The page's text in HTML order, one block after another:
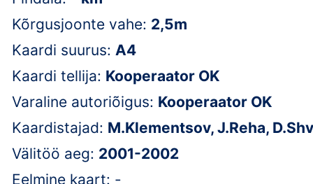
Kõrgusjoonte vahe: 2,5m
Kaardi suurus: A4
Kaardi tellija: Kooperaator OK
Varaline autoriõigus: Kooperaator OK
Kaardistajad: M.Klementsov, J.Reha,
Välitöö aeg: 2001-2002
Eelmine kaart: -